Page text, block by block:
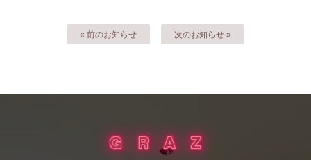
« 前のお知らせ 次のお知らせ »